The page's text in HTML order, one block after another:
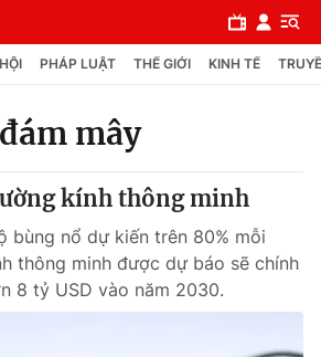
PHÁP LUẬT THẾ GIỚI KINH TẾ
mây
kính thông minh
bùng nổ dự kiến trên 80% mỗi
thông minh được dự báo sẽ chính
8 tỷ USD vào năm 2030.